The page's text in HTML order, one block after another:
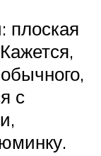
плоская
с